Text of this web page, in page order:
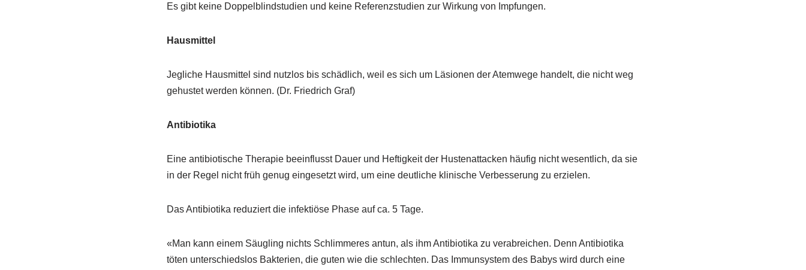
Es gibt keine Doppelblindstudien und keine Referenzstudien zur Wirkung von Impfungen.
Hausmittel
Jegliche Hausmittel sind nutzlos bis schädlich, weil es sich um Läsionen der Atemwege handelt, die nicht weg
gehustet werden können. (Dr. Friedrich Graf)
Antibiotika
Eine antibiotische Therapie beeinflusst Dauer und Heftigkeit der Hustenattacken häufig nicht wesentlich, da sie
in der Regel nicht früh genug eingesetzt wird, um eine deutliche klinische Verbesserung zu erzielen.
Das Antibiotika reduziert die infektiöse Phase auf ca. 5 Tage.
«Man kann einem Säugling nichts Schlimmeres antun, als ihm Antibiotika zu verabreichen. Denn Antibiotika
töten unterschiedslos Bakterien, die guten wie die schlechten. Das Immunsystem des Babys wird durch eine